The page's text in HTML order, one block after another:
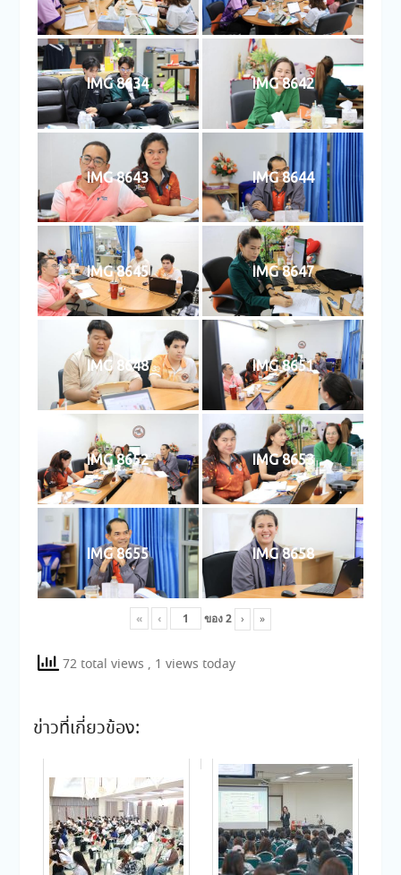
IMG 8634 IMG 8642
IMG 8643 IMG 8644
IMG 8645 IMG 8647
IMG 8648 IMG 8651
IMG 8652 IMG 8653
IMG 8655 IMG 8658
« ‹ ของ2 › »
72 total views , 1 views today
ข่าวที่เกี่ยวข้อง: